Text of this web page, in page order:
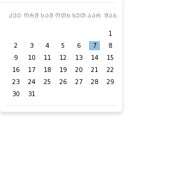
კვი ორშ სამ ოთხ ხუთ პარ შაბ
1
2
3 4 5 6 7
8
9
10 11 12 13 14
15
16
17 18 19 20 21
22
23
24 25 26 27 28
29
30
31